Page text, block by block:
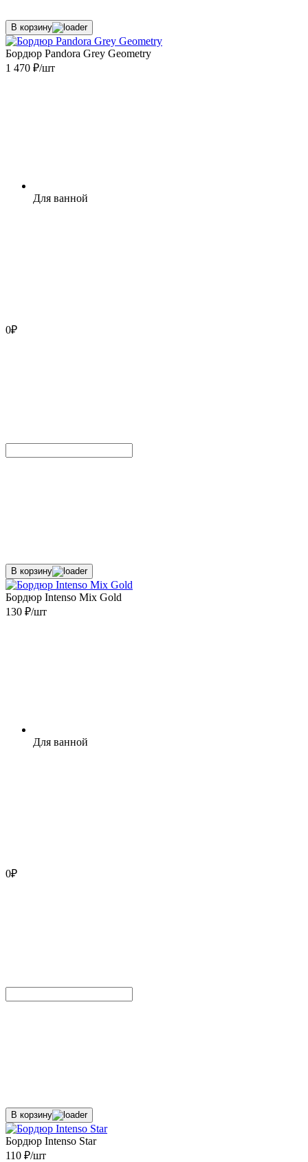
В корзину
Бордюр Pandora Grey Geometry
1 470 ₽/шт
Для ванной
0₽
В корзину
Бордюр Intenso Mix Gold
130 ₽/шт
Для ванной
0₽
В корзину
Бордюр Intenso Star
110 ₽/шт